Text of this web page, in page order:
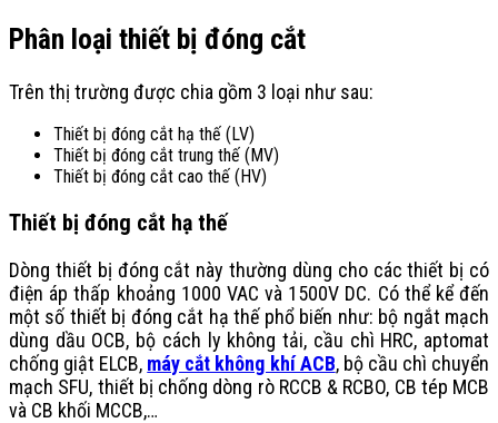
Phân loại thiết bị đóng cắt
Trên thị trường được chia gồm 3 loại như sau:
Thiết bị đóng cắt hạ thế (LV)
Thiết bị đóng cắt trung thế (MV)
Thiết bị đóng cắt cao thế (HV)
Thiết bị đóng cắt hạ thế
Dòng thiết bị đóng cắt này thường dùng cho các thiết bị có
điện áp thấp khoảng 1000 VAC và 1500V DC. Có thể kể đến
một số thiết bị đóng cắt hạ thế phổ biến như: bộ ngắt mạch
dùng dầu OCB, bộ cách ly không tải, cầu chì HRC, aptomat
chống giật ELCB, máy cắt không khí ACB, bộ cầu chì chuyển
mạch SFU, thiết bị chống dòng rò RCCB & RCBO, CB tép MCB
và CB khối MCCB,…